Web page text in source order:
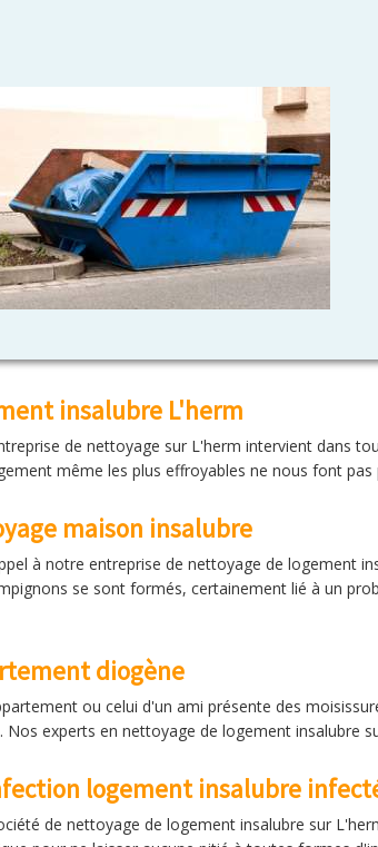
insalubre L'herm
de nettoyage sur L'herm intervient dans
même les plus effroyables ne nous font
maison insalubre
à notre entreprise de nettoyage de logement
se sont formés, certainement lié à un
diogène
ou celui d'un ami présente des
Nos experts en nettoyage de logement insalubre
logement insalubre
de nettoyage de logement insalubre sur